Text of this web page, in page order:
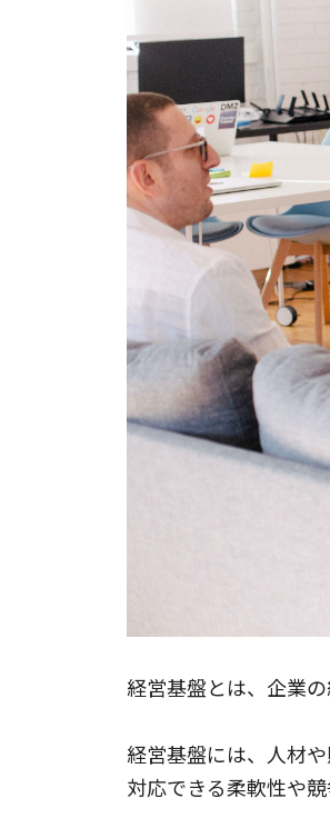
経営基盤とは、企業
経営基盤には、人材
対応できる柔軟性や